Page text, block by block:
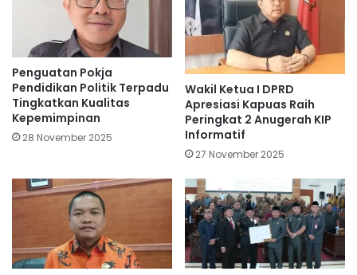
Penguatan Pokja
Pendidikan Politik Terpadu
Tingkatkan Kualitas
Kepemimpinan
28 November 2025
Wakil Ketua I DPRD
Apresiasi Kapuas Raih
Peringkat 2 Anugerah KIP
Informatif
27 November 2025